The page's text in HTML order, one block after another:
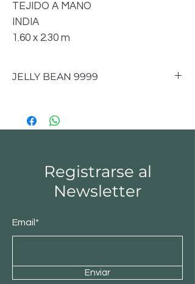
TEJIDO A MANO
INDIA
1.60 x 2.30 m
JELLY BEAN 9999
1.60 x 2.30 m
Registrarse al
Newsletter
Email*
Enviar